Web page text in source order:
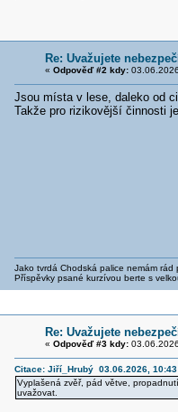
Re: Uvažujete
« Odpověď #2 kdy:
Jsou místa v lese, daleko od
Takže pro rizikovější činnosti
Jako tvrdá Chodská palice nemám
Příspěvky psané kurzívou berte s
Re: Uvažujete
« Odpověď #3 kdy:
Citace: Jiří_Hrubý 03.06.2026, 10:43
Vyplašená zvěř, pád větve,
uvažovat.